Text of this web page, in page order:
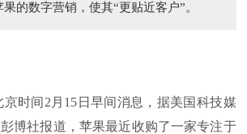
的数字营销，使其“更贴近客户”。
间2月15日早间消息，据美国科技媒
彭博社报道，苹果最近收购了一家专注于